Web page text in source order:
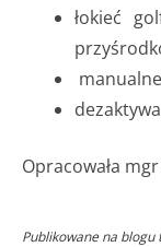
łokieć
Opracowała
Publikowane na